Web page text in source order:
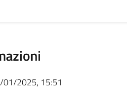
01/2025, 15:51